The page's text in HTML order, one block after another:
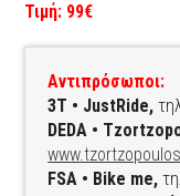
Τιμή: 99€
Αντιπρόσωποι:
3T • JustRide,
DEDA •
FSA • Bike me,